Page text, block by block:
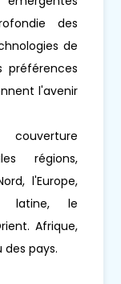
des
de
l'avenir
régions,
l'Europe,
latine, le
Afrique,
des pays.